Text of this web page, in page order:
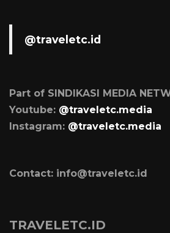
@traveletc.id
Part of SINDIKASI MEDIA
Youtube: @traveletc.media
Instagram: @traveletc.media
Contact: info@traveletc.id
TRAVELETC.ID